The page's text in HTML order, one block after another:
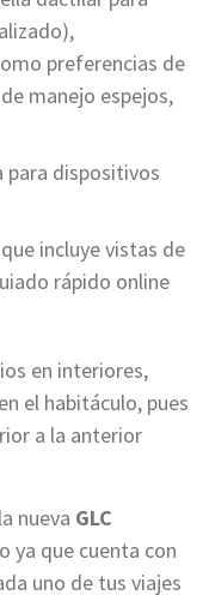
preferencias de
manejo espejos,
para dispositivos
incluye vistas de
rápido online
en interiores,
el habitáculo, pues
a la anterior
nueva GLC
ya que cuenta con
uno de tus viajes